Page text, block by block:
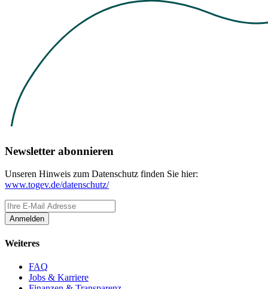
Newsletter abonnieren
Unseren Hinweis zum Datenschutz finden Sie hier:
www.togev.de/datenschutz/
Anmelden
Weiteres
FAQ
Jobs & Karriere